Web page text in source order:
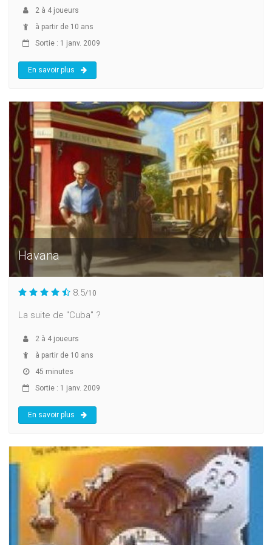
2 à 4 joueurs
à partir de 10 ans
Sortie : 1 janv. 2009
En savoir plus
Havana
8.5/10
La suite de "Cuba" ?
2 à 4 joueurs
à partir de 10 ans
45 minutes
Sortie : 1 janv. 2009
En savoir plus